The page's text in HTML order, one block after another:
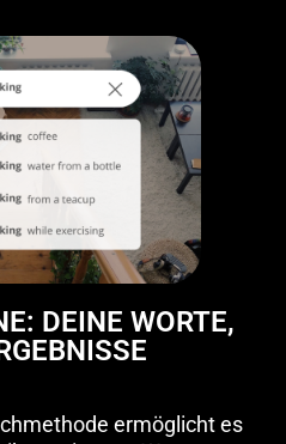
DEINE WORTE,
ermöglicht es